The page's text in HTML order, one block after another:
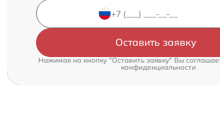
Оставить заявку
Нажимая на кнопку "Оставить заявку" Вы
конфиденциальности